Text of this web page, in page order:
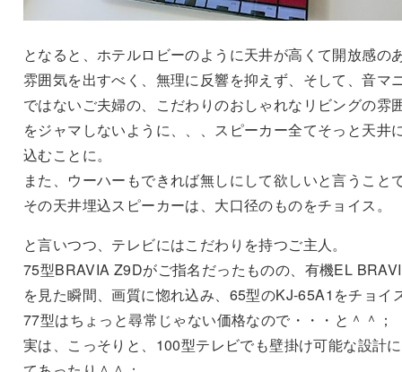
となると、ホテルロビーのように天井が高くて開放感の
雰囲気を出すべく、無理に反響を抑えず、そして、音マ
ではないご夫婦の、こだわりのおしゃれなリビングの雰
をジャマしないように、、、スピーカー全てそっと天井
込むことに。
また、ウーハーもできれば無しにして欲しいと言うこと
その天井埋込スピーカーは、大口径のものをチョイス。
と言いつつ、テレビにはこだわりを持つご主人。
75型BRAVIA Z9Dがご指名だったものの、有機EL
を見た瞬間、画質に惚れ込み、65型のKJ-65A1をチョイ
77型はちょっと尋常じゃない価格なので・・・と＾＾；
実は、こっそりと、100型テレビでも壁掛け可能な設計